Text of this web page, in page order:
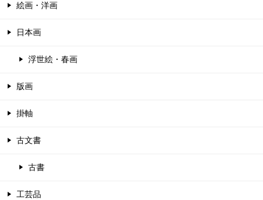
絵画・洋画
日本画
浮世絵・春画
版画
掛軸
古文書
古書
工芸品